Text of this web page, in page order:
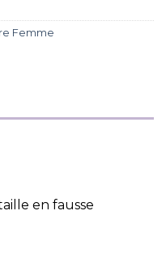
Femme
en fausse